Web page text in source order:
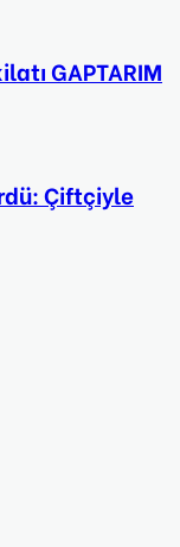
GAPTARIM
Çiftçiyle